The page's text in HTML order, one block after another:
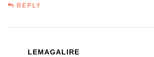
REPLY
LEMAGALIRE